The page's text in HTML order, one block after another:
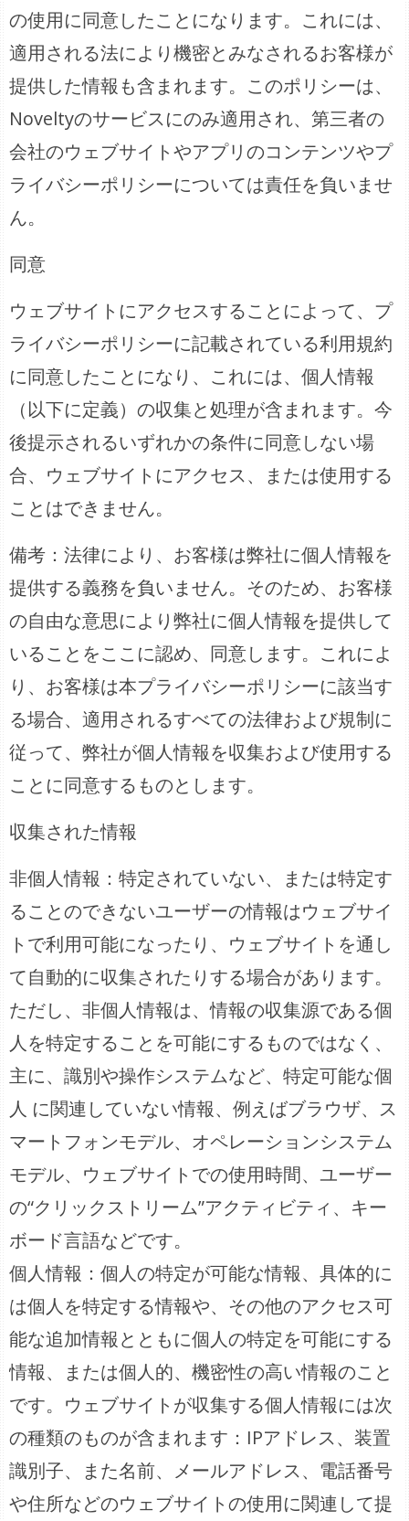
の使用に同意したことになります。これには、
適用される法により機密とみなされるお客様が
提供した情報も含まれます。このポリシーは、
Noveltyのサービスにのみ適用され、第三者の
会社のウェブサイトやアプリのコンテンツやプ
ライバシーポリシーについては責任を負いませ
ん。
同意
ウェブサイトにアクセスすることによって、プ
ライバシーポリシーに記載されている利用規約
に同意したことになり、これには、個人情報
（以下に定義）の収集と処理が含まれます。今
後提示されるいずれかの条件に同意しない場
合、ウェブサイトにアクセス、または使用する
ことはできません。
備考：法律により、お客様は弊社に個人情報を
提供する義務を負いません。そのため、お客様
の自由な意思により弊社に個人情報を提供して
いることをここに認め、同意します。これによ
り、お客様は本プライバシーポリシーに該当す
る場合、適用されるすべての法律および規制に
従って、弊社が個人情報を収集および使用する
ことに同意するものとします。
収集された情報
非個人情報：特定されていない、または特定す
ることのできないユーザーの情報はウェブサイ
トで利用可能になったり、ウェブサイトを通し
て自動的に収集されたりする場合があります。
ただし、非個人情報は、情報の収集源である個
人を特定することを可能にするものではなく、
主に、識別や操作システムなど、特定可能な個
人 に関連していない情報、例えばブラウザ、ス
マートフォンモデル、オペレーションシステム
モデル、ウェブサイトでの使用時間、ユーザー
の“クリックストリーム”アクティビティ、キー
ボード言語などです。
個人情報：個人の特定が可能な情報、具体的に
は個人を特定する情報や、その他のアクセス可
能な追加情報とともに個人の特定を可能にする
情報、または個人的、機密性の高い情報のこと
です。ウェブサイトが収集する個人情報には次
の種類のものが含まれます：IPアドレス、装置
識別子、また名前、メールアドレス、電話番号
や住所などのウェブサイトの使用に関連して提